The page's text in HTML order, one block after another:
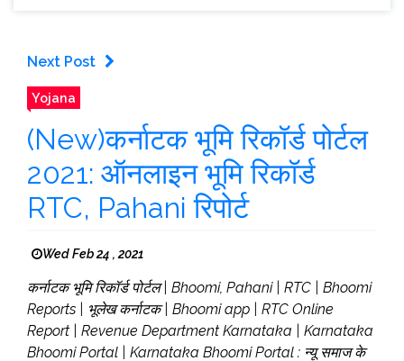
Next Post
Yojana
(New)कर्नाटक भूमि रिकॉर्ड पोर्टल
2021: ऑनलाइन भूमि रिकॉर्ड
RTC, Pahani रिपोर्ट
Wed Feb 24 , 2021
कर्नाटक भूमि रिकॉर्ड पोर्टल | Bhoomi, Pahani | RTC | Bhoomi
Reports | भूलेख कर्नाटक | Bhoomi app | RTC Online
Report | Revenue Department Karnataka | Karnataka
Bhoomi Portal | Karnataka Bhoomi Portal : न्यू समाज के